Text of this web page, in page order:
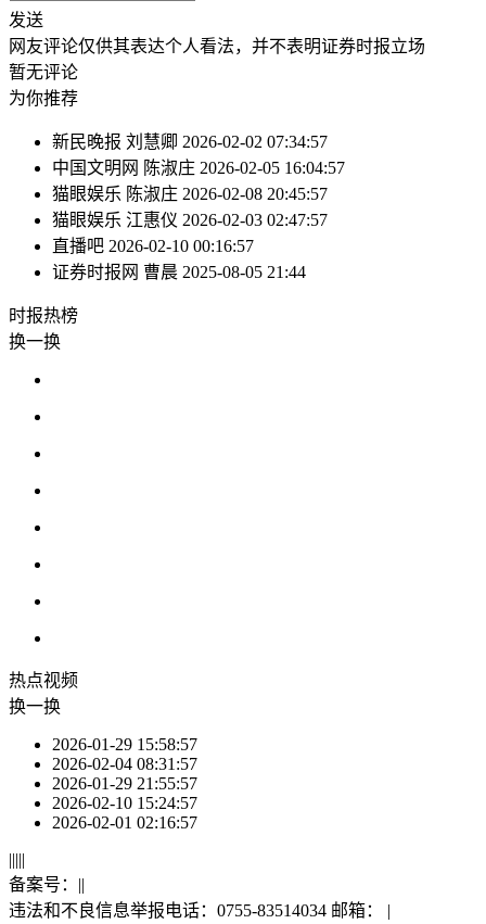
发送
网友评论仅供其表达个人看法，并不表明证券时报立场
暂无评论
为你推荐
新民晚报 刘慧卿 2026-02-02 07:34:57
中国文明网 陈淑庄 2026-02-05 16:04:57
猫眼娱乐 陈淑庄 2026-02-08 20:45:57
猫眼娱乐 江惠仪 2026-02-03 02:47:57
直播吧 2026-02-10 00:16:57
证券时报网 曹晨 2025-08-05 21:44
时报热榜
换一换
热点视频
换一换
2026-01-29 15:58:57
2026-02-04 08:31:57
2026-01-29 21:55:57
2026-02-10 15:24:57
2026-02-01 02:16:57
|||||
备案号： ||
违法和不良信息举报电话：0755-83514034 邮箱： |